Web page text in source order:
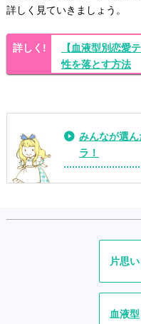
詳しく見ていきましょう。
【血液型別恋愛
性を落とす方法
みんなが選
ラ！
片思い
血液型